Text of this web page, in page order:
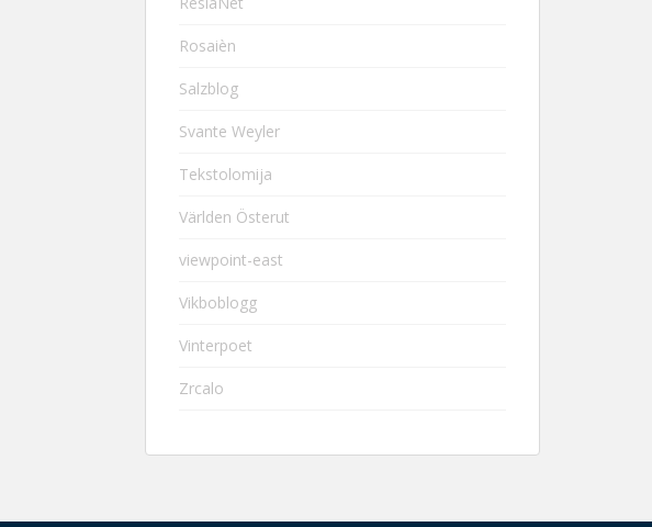
Rosaièn
Salzblog
Svante Weyler
Tekstolomija
Världen Österut
viewpoint-east
Vikboblogg
Vinterpoet
Zrcalo